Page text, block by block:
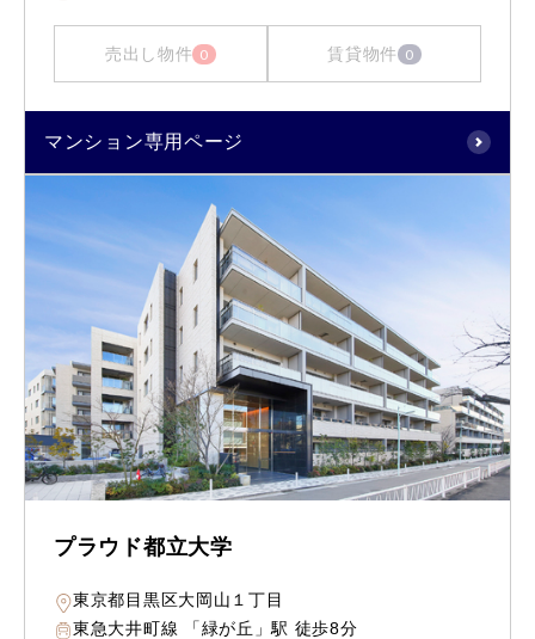
売出し物件 0 賃貸物件 0
マンション専用ページ
プラウド都立大学
東京都目黒区大岡山１丁目
東急大井町線 「緑が丘」駅 徒歩8分